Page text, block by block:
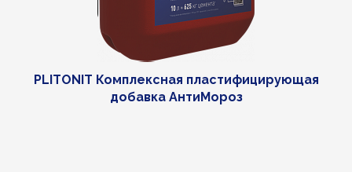
PLITONIT Комплексная пластифицирующая
добавка АнтиМороз